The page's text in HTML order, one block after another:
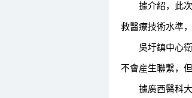
據介紹，此次
救醫療技術水準
吳圩鎮中心衛
不會産生聯繫，
據廣西醫科大